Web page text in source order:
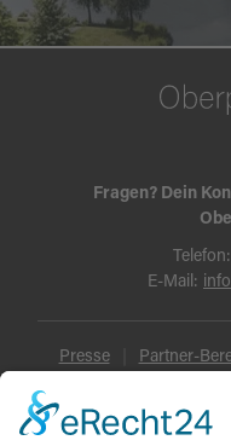
Fragen? Dein
Telefon:
E-Mail:
Presse Partner-
Datenschutz